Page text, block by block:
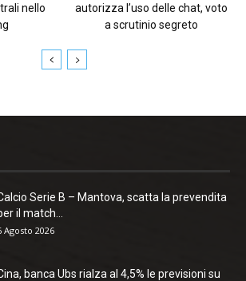
nello
autorizza l’uso delle chat, voto
a scrutinio segreto
Serie B – Mantova, scatta la prevendita
il match...
Agosto 2026
banca Ubs rialza al 4,5% le previsioni su